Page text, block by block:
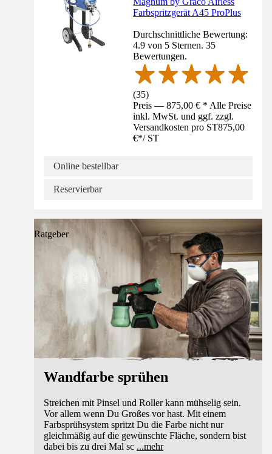
Farbspritzgerät A45 ProPlus
Durchschnittliche Bewertung:
4.9 von 5 Sternen. 35
Bewertungen.
(35)
Preis — 875,00 € * Alle Preise
inkl. MwSt. und ggf. zzgl.
Versandkosten pro ST875,00
€*/ ST
Online bestellbar
Reservierbar
Ratgeber
Wandfarbe sprühen
Streichen mit Pinsel und Roller kann mühselig sein.
Vor allem wenn Du Großes vor hast. Mit einem
Farbsprühsystem spritzt Du die Farbe nicht nur
gleichmäßig auf die gewünschte Fläche, sondern bist
dabei bis zu drei Mal sc ...mehr